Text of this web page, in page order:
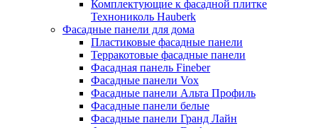
Комплектующие к фасадной плитке
Технониколь Hauberk
Фасадные панели для дома
Пластиковые фасадные панели
Терракотовые фасадные панели
Фасадная панель Fineber
Фасадные панели Vox
Фасадные панели Альта Профиль
Фасадные панели белые
Фасадные панели Гранд Лайн